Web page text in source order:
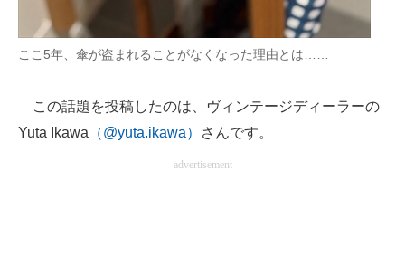
企業向けIT製品の総合サイト
エレクトロニクス専門サイト
ここ5年、傘が盗まれることがなくなった理由とは……
この話題を投稿したのは、ヴィンテージディーラーの
Yuta Ikawa （@yuta.ikawa） さんです。
advertisement